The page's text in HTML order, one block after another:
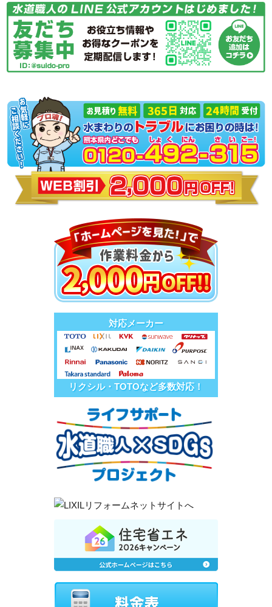
対応メーカー
リクシル・TOTOなど多数対応！